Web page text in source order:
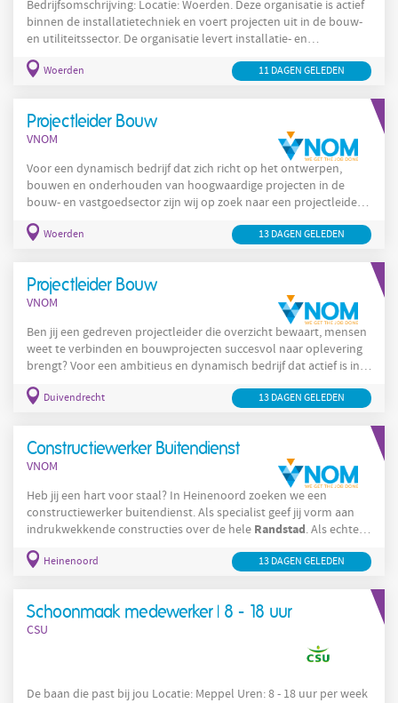
Bedrijfsomschrijving: Locatie: Woerden. Deze organisatie is actief
binnen de installatietechniek en voert projecten uit in de bouw-
en utiliteitssector. De organisatie levert installatie- en
onderhoudsdiensten gericht op watersystemen,
legionellapreventie en sanitaire voorzieningen en werkt samen
over de regioRandstaden vereisen zowel uitvoerende
Woerden 11 DAGEN GELEDEN
Projectleider Bouw
VNOM
Voor een dynamisch bedrijf dat zich richt op het ontwerpen,
bouwen en onderhouden van hoogwaardige projecten in de
bouw- en vastgoedsector zijn wij op zoek naar een projectleider.
De projecten bevinden zich veelal in de
projectleider ben je verantwoordelijk voor het succesvol
project soepel verlopen. Je bent een natuurlijke leider en weet
hoe je
Woerden 13 DAGEN GELEDEN
Projectleider Bouw
VNOM
Ben jij een gedreven projectleider die overzicht bewaart, mensen
weet te verbinden en bouwprojecten succesvol naar oplevering
brengt? Voor een ambitieus en dynamisch bedrijf dat actief is in
het ontwerpen, realiseren en onderhouden van hoogwaardige
bouw- en vastgoedprojecten, zijn wij op zoek naar een ervaren
volledige traject van diverse
Duivendrecht 13 DAGEN GELEDEN
Constructiewerker Buitendienst
VNOM
Heb jij een hart voor staal? In Heinenoord zoeken we een
constructiewerker buitendienst. Als specialist geef jij vorm aan
indrukwekkende constructies over de hele Randstad. Als echte
aanpakker werk jij met mechanische componenten en laat je
jouw vakmanschap schitteren. Geen dag is hetzelfde, en jouw
vanaf technische tekeningen; Samenwerken met collega’s en
Heinenoord 13 DAGEN GELEDEN
Schoonmaak medewerker | 8 - 18 uur
CSU
De baan die past bij jou Locatie: Meppel Uren: 8 - 18 uur per week